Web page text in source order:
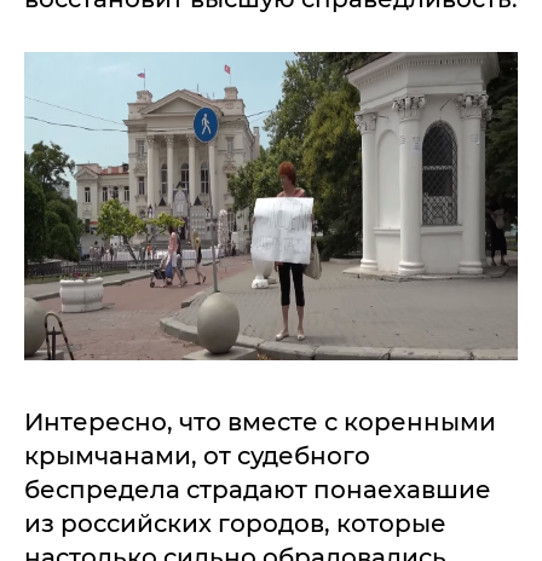
Интересно, что вместе с коренными
крымчанами, от судебного
беспредела страдают понаехавшие
из российских городов, которые